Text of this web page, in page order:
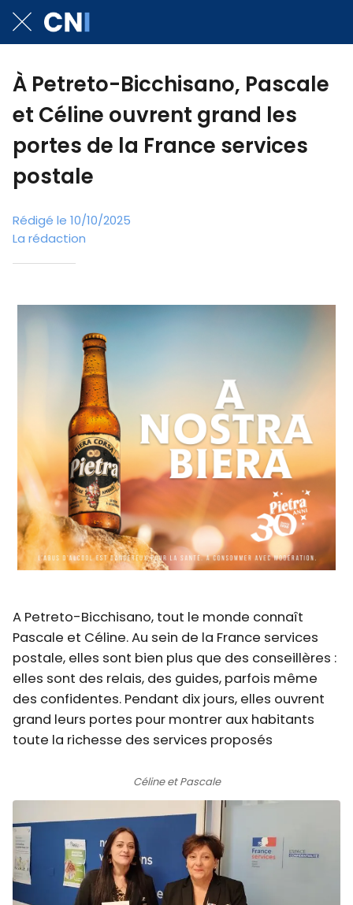
À Petreto-Bicchisano, Pascale
et Céline ouvrent grand les
portes de la France services
postale
Rédigé le 10/10/2025
La rédaction
A Petreto-Bicchisano, tout le monde connaît
Pascale et Céline. Au sein de la France services
postale, elles sont bien plus que des conseillères :
elles sont des relais, des guides, parfois même
des confidentes. Pendant dix jours, elles ouvrent
grand leurs portes pour montrer aux habitants
toute la richesse des services proposés
Céline et Pascale